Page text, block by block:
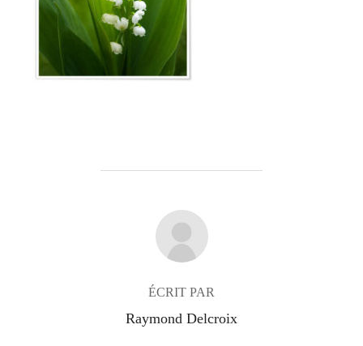
AUTEUR DE LA PUBLICATION
ÉCRIT PAR
Raymond Delcroix